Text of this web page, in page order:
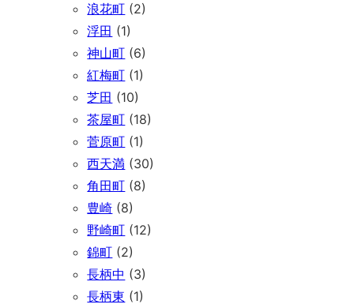
浪花町 (2)
浮田 (1)
神山町 (6)
紅梅町 (1)
芝田 (10)
茶屋町 (18)
菅原町 (1)
西天満 (30)
角田町 (8)
豊崎 (8)
野崎町 (12)
錦町 (2)
長柄中 (3)
長柄東 (1)